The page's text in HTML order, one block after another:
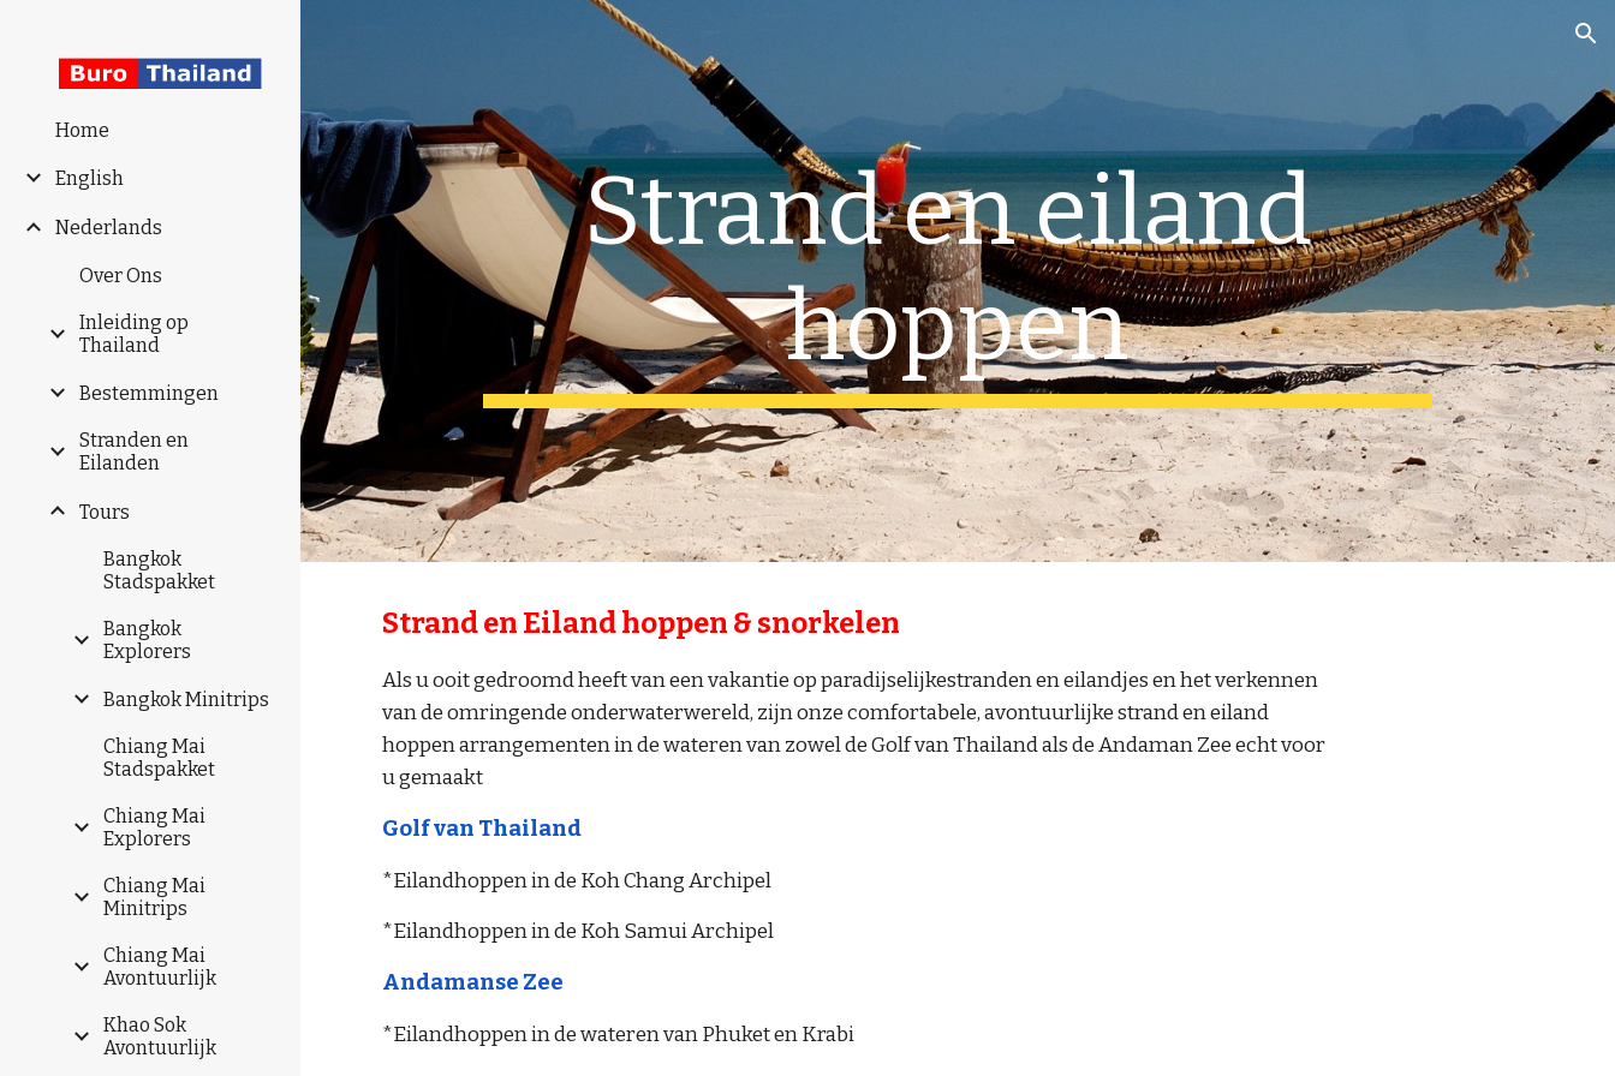
Skip to main content
Home
English
Nederlands
Over Ons
Inleiding op
Thailand
Bestemmingen
Stranden en
Eilanden
Tours
Bangkok
Stadspakket
Bangkok
Explorers
Bangkok Minitrips
Chiang Mai
Stadspakket
Chiang Mai
Explorers
Chiang Mai
Minitrips
Chiang Mai
Avontuurlijk
Khao Sok
Avontuurlijk
Strand en eiland
hoppen
Strand en Eiland hoppen & snorkelen
Als u ooit gedroomd heeft van een vakantie op paradijselijkestranden en eilandjes en het verkennen
van de omringende onderwaterwereld, zijn onze comfortabele, avontuurlijke strand en eiland
hoppen arrangementen in de wateren van zowel de Golf van Thailand als de Andaman Zee echt voor
u gemaakt
Golf van Thailand
*Eilandhoppen in de Koh Chang Archipel
*Eilandhoppen in de Koh Samui Archipel
Andamanse Zee
*Eilandhoppen in de wateren van Phuket en Krabi